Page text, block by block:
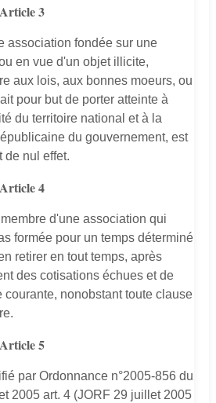
Article 3
association fondée sur une
en vue d'un objet illicite,
aux lois, aux bonnes moeurs, ou
pour but de porter atteinte à
du territoire national et à la
du gouvernement, est
de nul effet.
Article 4
d'une association qui
formée pour un temps déterminé
retirer en tout temps, après
des cotisations échues et de
courante, nonobstant toute clause
Article 5
par Ordonnance n°2005-856 du
2005 art. 4 (JORF 29 juillet 2005